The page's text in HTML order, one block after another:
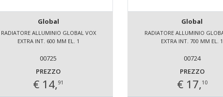
Global
RADIATORE ALLUMINIO GLOBAL VOX
EXTRA INT. 600 MM EL. 1
00725
PREZZO
€ 14,91
Global
RADIATORE ALLUMINIO
EXTRA INT. 700 MM EL. 1
00724
PREZZO
€ 17,10